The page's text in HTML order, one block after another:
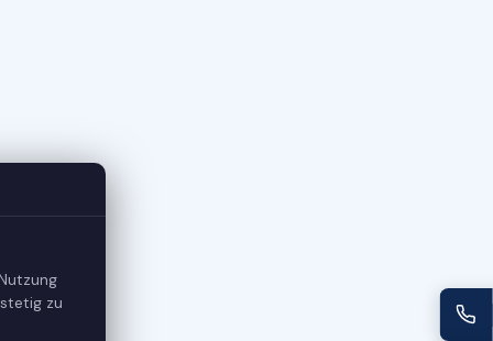
zu